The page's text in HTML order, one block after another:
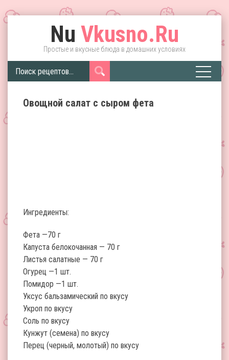
Nu Vkusno.Ru
Простые и вкусные блюда в домашних условиях
Овощной салат с сыром фета
Ингредиенты:
Фета —70 г
Капуста белокочанная — 70 г
Листья салатные — 70 г
Огурец —1 шт.
Помидор —1 шт.
Уксус бальзамический по вкусу
Укроп по вкусу
Соль по вкусу
Кунжут (семена) по вкусу
Перец (черный, молотый) по вкусу